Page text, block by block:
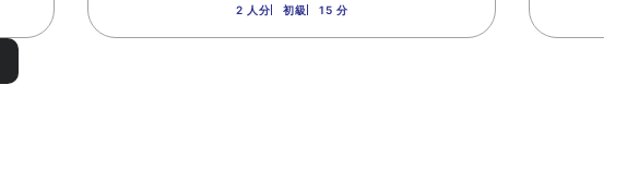
2 人分 初級 15 分